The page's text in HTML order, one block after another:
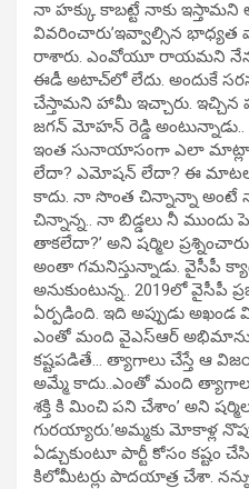
నా హక్కు కాబట్టే నాకు ఇస్తామని
వివరించారు’ఇవ్వాల్సిన భాధ్యత
రాశారు. ఎంవోయూ రాయమని
ఈడీ అటాచ్‌లో లేదు. అందుకే
చేస్తామని హామీ ఇచ్చారు. ఇచ్చిన
జగన్ మోహన్ రెడ్డి అంటున్నాడు..
ఇంత సునాయాసంగా ఎలా
లేదా? ఎమోషన్ లేదా? ఈ మాటలు
కాదు. నా సొంత చిన్నాన్నా అంటే నా
చిన్నాన్న.. నా బిడ్డలు నీ
తాకలేదా?’ అని షర్మిల
అంతా గమనిస్తున్నాడు. వైసీపీ
అనుకుంటున్న.. 2019లో వైసీపీ
ఏర్పడింది. ఇది అప్పుడు
ఎంతో మంది వైఎస్ఆర్
కష్టపడితే… త్యాగాలు చేస్తే ఆ
అమ్మే కాదు..ఎంతో మంది
శక్తి కి మించి పని చేశాం’ అని
గురయ్యారు.’అమ్మకు మోకాళ్ల
ఏడ్చుకుంటూ పార్టీ కోసం కష్టం
కిలోమీటర్లు పాదయాత్ర చేశా.